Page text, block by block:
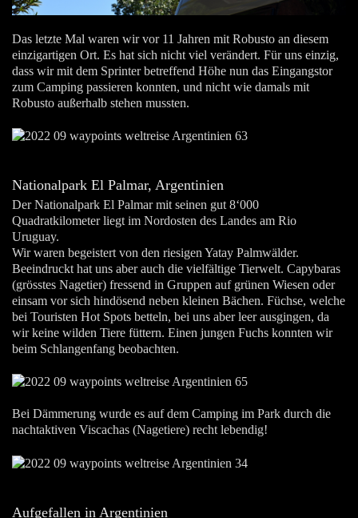
Das letzte Mal waren wir vor 11 Jahren mit Robusto an diesem
einzigartigen Ort. Es hat sich nicht viel verändert. Für uns einzig,
dass wir mit dem Sprinter betreffend Höhe nun das Eingangstor
zum Camping passieren konnten, und nicht wie damals mit
Robusto außerhalb stehen mussten.
Nationalpark El Palmar, Argentinien
Der Nationalpark El Palmar mit seinen gut 8‘000
Quadratkilometer liegt im Nordosten des Landes am Rio
Uruguay.
Wir waren begeistert von den riesigen Yatay Palmwälder.
Beeindruckt hat uns aber auch die vielfältige Tierwelt. Capybaras
(grösstes Nagetier) fressend in Gruppen auf grünen Wiesen oder
einsam vor sich hindösend neben kleinen Bächen. Füchse, welche
bei Touristen Hot Spots betteln, bei uns aber leer ausgingen, da
wir keine wilden Tiere füttern. Einen jungen Fuchs konnten wir
beim Schlangenfang beobachten.
Bei Dämmerung wurde es auf dem Camping im Park durch die
nachtaktiven Viscachas (Nagetiere) recht lebendig!
Aufgefallen in Argentinien